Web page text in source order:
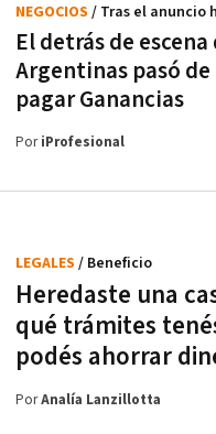
El detrás de
Argentinas pasó
pagar Ganancias
NEGOCIOS / Tras el anuncio
PoriProfesional
Heredaste una
qué trámites
podés ahorrar
LEGALES / Beneficio
PorAnalía Lanzillotta